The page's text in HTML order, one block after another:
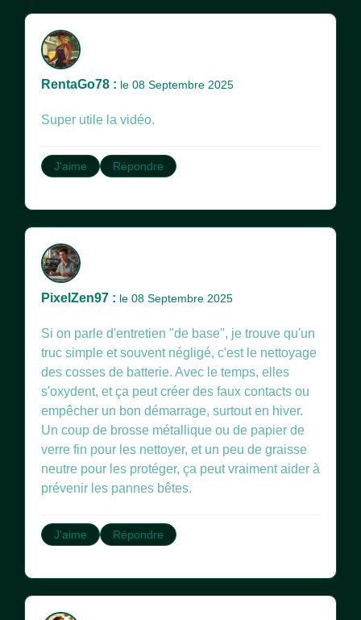
RentaGo78 : le 08 Septembre 2025
Super utile la vidéo.
J'aime Répondre
PixelZen97 : le 08 Septembre 2025
Si on parle d'entretien "de base", je trouve qu'un
truc simple et souvent négligé, c'est le nettoyage
des cosses de batterie. Avec le temps, elles
s'oxydent, et ça peut créer des faux contacts ou
empêcher un bon démarrage, surtout en hiver.
Un coup de brosse métallique ou de papier de
verre fin pour les nettoyer, et un peu de graisse
neutre pour les protéger, ça peut vraiment aider à
prévenir les pannes bêtes.
J'aime Répondre